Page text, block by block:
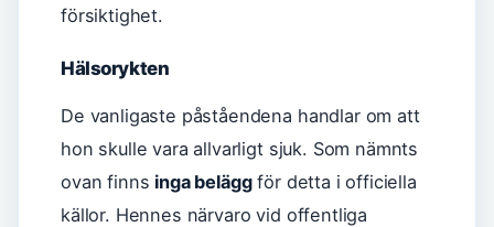
försiktighet.
Hälsorykten
De vanligaste påståendena handlar om att
hon skulle vara allvarligt sjuk. Som nämnts
ovan finns inga beläggför detta i officiella
källor. Hennes närvaro vid offentliga